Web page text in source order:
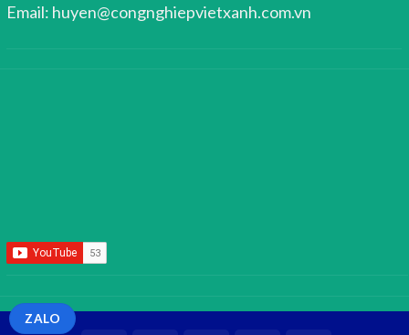
Email: huyen@congnghiepvietxanh.com.vn
ZALO